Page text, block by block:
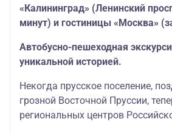
«Калининград» (Ленинский
минут) и гостиницы «Москва»
Автобусно-пешеходная
уникальной историей.
Некогда прусское поселение,
грозной Восточной Пруссии,
региональных центров